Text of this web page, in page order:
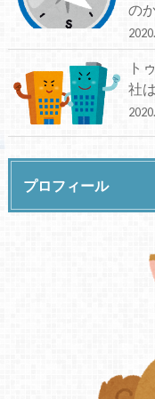
の
ト
社
プロフィール